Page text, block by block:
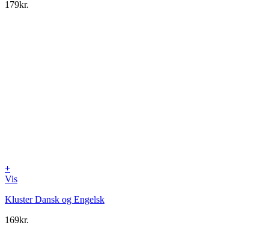
179kr.
+
Vis
Kluster Dansk og Engelsk
169kr.